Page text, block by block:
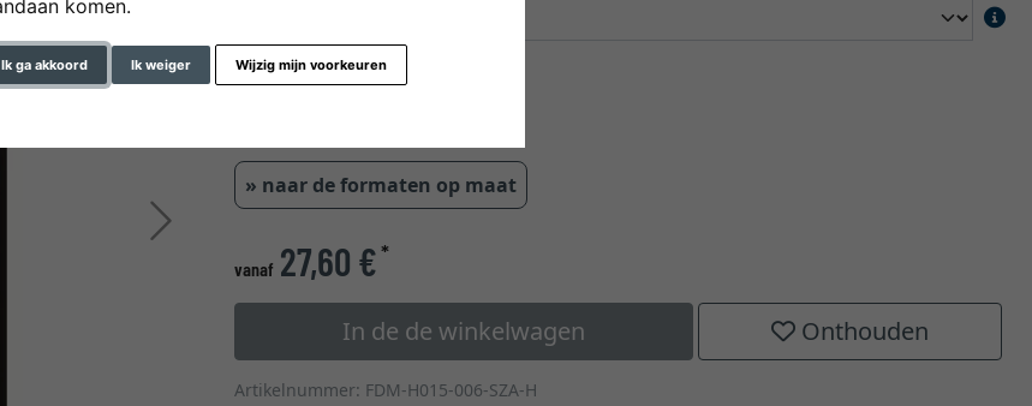
komen.
Ik ga akkoord Ik weiger Wijzig mijn voorkeuren
Verder
» naar de formaten op maat
vanaf 27,60 €*
In de de winkelwagen Onthouden
Artikelnummer: FDM-H015-006-SZA-H